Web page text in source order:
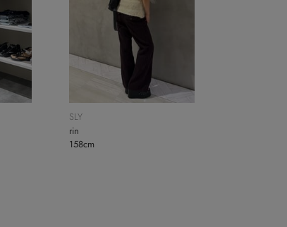
SLY
rin
158cm